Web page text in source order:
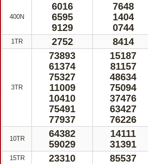
400N
1TR
3TR
10TR
15TR
6016
6595
9129
2752
73893
61374
75327
11009
10410
75491
77937
64382
59029
23310
7648
1404
0744
8414
15187
81157
48634
75094
37476
63427
76226
14111
31391
85537